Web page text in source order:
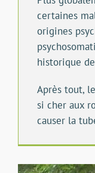
certaines
origines
historique
Après tout,
si cher aux
causer la